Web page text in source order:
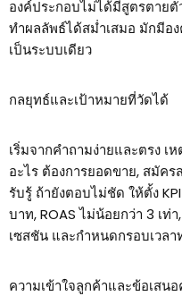
องค์ประกอบไม่ได้มีสูตรตาย
ทำผลลัพธ์ได้สม่ำเสมอ มักมีอ
เป็นระบบเดียว
กลยุทธ์และเป้าหมายที่วัดได้
เริ่มจากคำถามง่ายและตรง
อะไร ต้องการยอดขาย, สมัค
รับรู้ ถ้ายังตอบไม่ชัด ให้ตั้ง
บาท, ROAS ไม่น้อยกว่า 3 เ
เซสชัน และกำหนดกรอบเวล
ความเข้าใจลูกค้าและข้อเสน